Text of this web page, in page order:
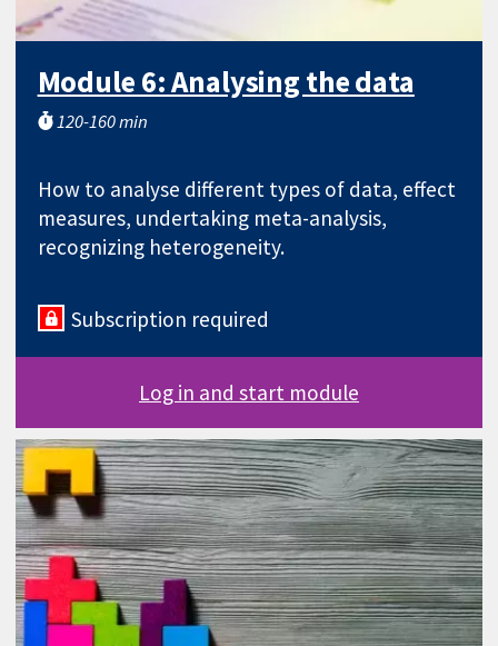
Module 6: Analysing the data
120-160 min
How to analyse different types of data, effect
measures, undertaking meta-analysis,
recognizing heterogeneity.
Subscription required
Log in and start module